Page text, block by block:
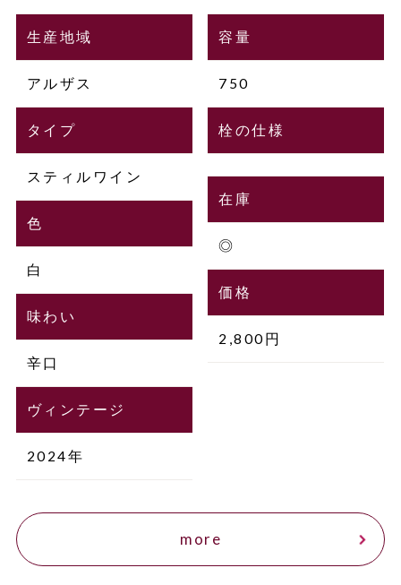
生産地域
アルザス
タイプ
スティルワイン
色
白
味わい
辛口
ヴィンテージ
2024年
容量
750
栓の仕様
在庫
◎
価格
2,800円
more